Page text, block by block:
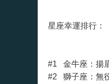
星座幸運排行：
#1 金牛座：揚
#2 獅子座：無